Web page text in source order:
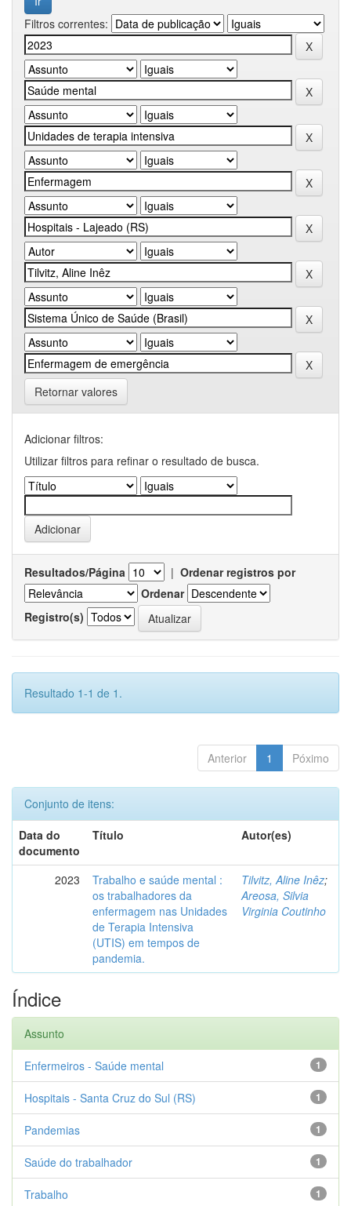
Filtros correntes:
Retornar valores
Adicionar filtros:
Utilizar filtros para refinar o resultado de busca.
Resultados/Página | Ordenar registros por
Ordenar
Registro(s)
Resultado 1-1 de 1.
Anterior 1 Póximo
Conjunto de itens:
Data do
documento
Título Autor(es)
2023
Trabalho e saúde mental :
os trabalhadores da
enfermagem nas Unidades
de Terapia Intensiva
(UTIS) em tempos de
pandemia.
Tilvitz, Aline Inêz;
Areosa, Silvia
Virginia Coutinho
Índice
Assunto
1
Enfermeiros - Saúde mental
1
Hospitais - Santa Cruz do Sul (RS)
1
Pandemias
1
Saúde do trabalhador
1
Trabalho